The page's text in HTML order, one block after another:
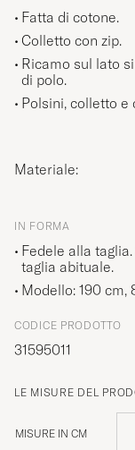
Fatta di cotone.
Colletto con zip.
Ricamo sul lato
di polo.
Polsini, colletto e
Materiale:
IN FORMA
Fedele alla
taglia abituale.
Modello: 190 cm,
CODICE PRODOTTO
31595011
LE MISURE DEL
MISURE IN CM